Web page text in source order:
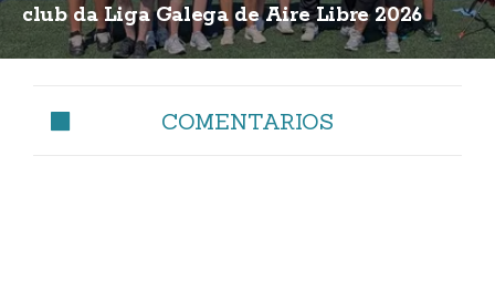
club da Liga Galega de Aire Libre 2026
COMENTARIOS